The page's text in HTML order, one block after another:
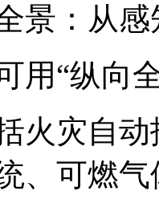
景：从
用“纵向
火灾自
、可燃